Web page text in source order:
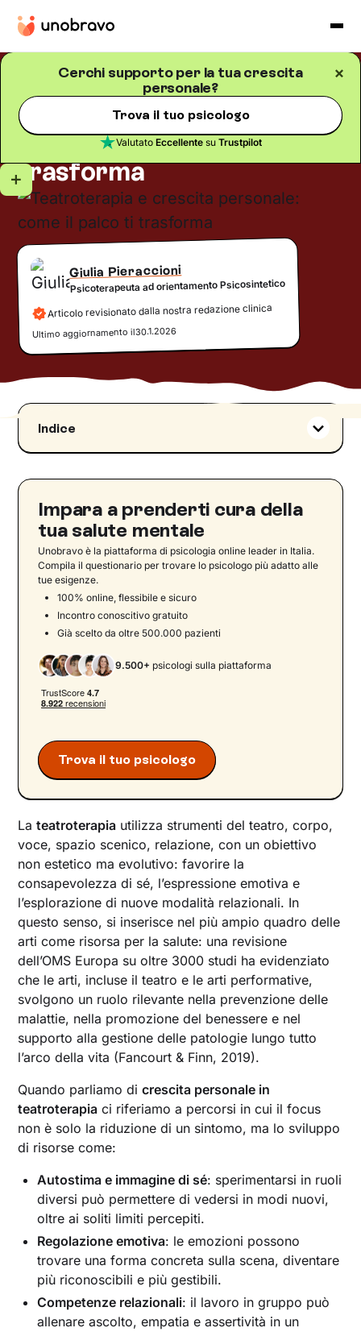
Cerchi supporto per la tua crescita
personale?
Trova il tuo psicologo
Valutato Eccellentesu Trustpilot
Crescita personale 5minuti di lettura
Teatroterapia e crescita
personale: come il palco ti
trasforma
Giulia Pieraccioni
Psicoterapeuta ad orientamento Psicosintetico
Articolo revisionato dalla nostra redazione clinica
Ultimo aggiornamento il30.1.2026
Indice
Come la teatroterapia può favorire il
personale
Esempi di attività di teatroterapia orientate alla
crescita personale
Cosa aspettarsi da un percorso di teatroterapia
per la crescita personale
Checklist: in quali aree potrei desiderare di
crescere?
Le competenze del teatroterapeuta a supporto
della crescita personale
Iniziare a “salire in scena” nella propria vita con
Unobravo
Impara a prenderti cura della
tua salute mentale
Unobravo è la piattaforma di psicologia online leader in Italia.
Compila il questionario per trovare lo psicologo più adatto alle
tue esigenze.
Trova il tuo psicologo
100% online, flessibile e sicuro
Incontro conoscitivo gratuito
Già scelto da oltre 500.000 pazienti
9.500+ psicologi sulla piattaforma
Lateatroterapia utilizza strumenti del teatro, corpo,
voce, spazio scenico, relazione, con un obiettivo
non estetico ma evolutivo: favorire la
consapevolezza di sé, l’espressione emotiva e
l’esplorazione di nuove modalità relazionali. In
questo senso, si inserisce nel più ampio quadro delle
arti come risorsa per la salute: una revisione
dell’OMS Europa su oltre 3000 studi ha evidenziato
che le arti, incluse il teatro e le arti performative,
svolgono un ruolo rilevante nella prevenzione delle
malattie, nella promozione del benessere e nel
supporto alla gestione delle patologie lungo tutto
l’arco della vita (Fancourt & Finn, 2019).
Quando parliamo dicrescita personale in
teatroterapia ci riferiamo a percorsi in cui il focus
non è solo la riduzione di un sintomo, ma lo sviluppo
di risorse come:
Autostima e immagine di sé: sperimentarsi in ruoli
diversi può permettere di vedersi in modi nuovi,
oltre ai soliti limiti percepiti.
Regolazione emotiva: le emozioni possono
trovare una forma concreta sulla scena, diventare
più riconoscibili e più gestibili.
Competenze relazionali: il lavoro in gruppo può
allenare ascolto, empatia e assertività in un